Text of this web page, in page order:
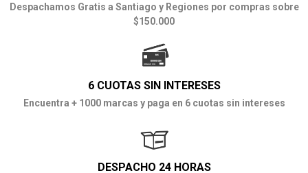
Despachamos Gratis a Santiago y Regiones por compras sobre
$150.000
6 CUOTAS SIN INTERESES
Encuentra + 1000 marcas y paga en 6 cuotas sin intereses
DESPACHO 24 HORAS